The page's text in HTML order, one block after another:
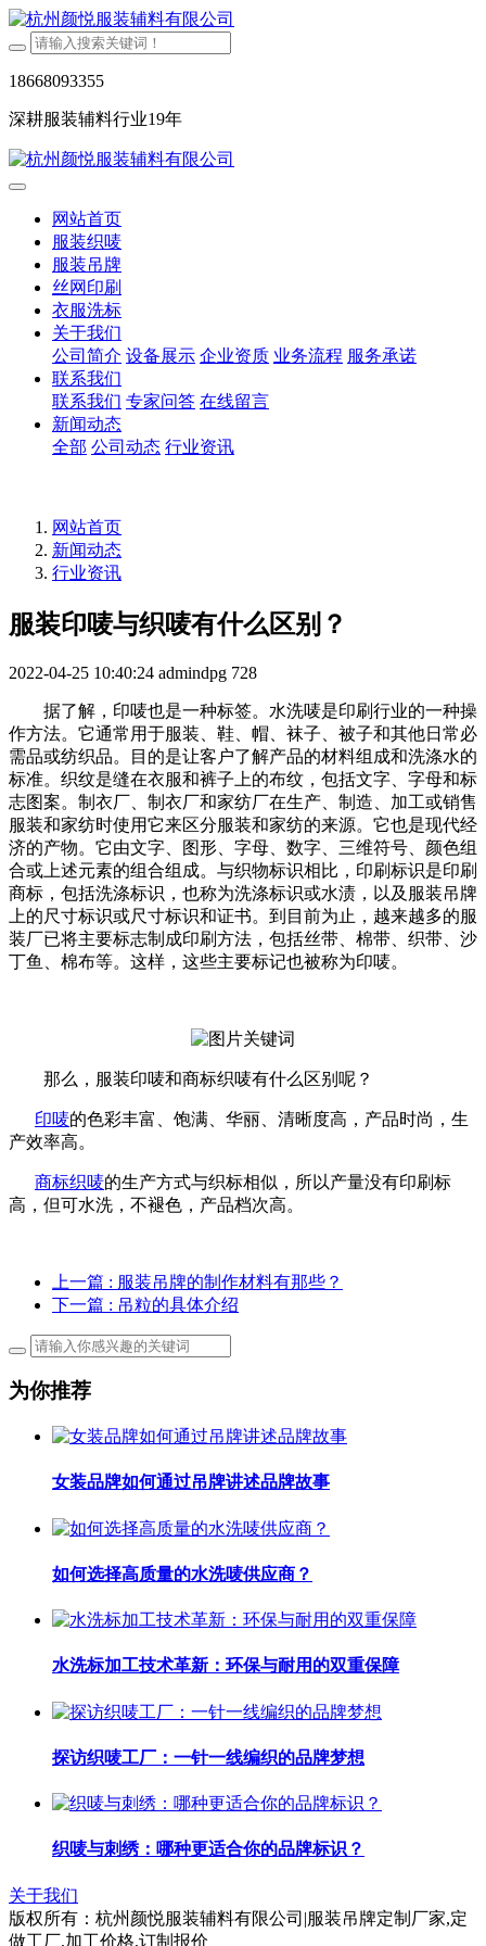
18668093355
深耕服装辅料行业19年
网站首页
服装织唛
服装吊牌
丝网印刷
衣服洗标
关于我们
公司简介 设备展示 企业资质 业务流程 服务承诺
联系我们
联系我们 专家问答 在线留言
新闻动态
全部 公司动态 行业资讯
网站首页
新闻动态
行业资讯
服装印唛与织唛有什么区别？
2022-04-25 10:40:24 admindpg 728
据了解，印唛也是一种标签。水洗唛是印刷行业的一种操
作方法。它通常用于服装、鞋、帽、袜子、被子和其他日常必
需品或纺织品。目的是让客户了解产品的材料组成和洗涤水的
标准。织纹是缝在衣服和裤子上的布纹，包括文字、字母和标
志图案。制衣厂、制衣厂和家纺厂在生产、制造、加工或销售
服装和家纺时使用它来区分服装和家纺的来源。它也是现代经
济的产物。它由文字、图形、字母、数字、三维符号、颜色组
合或上述元素的组合组成。与织物标识相比，印刷标识是印刷
商标，包括洗涤标识，也称为洗涤标识或水渍，以及服装吊牌
上的尺寸标识或尺寸标识和证书。到目前为止，越来越多的服
装厂已将主要标志制成印刷方法，包括丝带、棉带、织带、沙
丁鱼、棉布等。这样，这些主要标记也被称为印唛。
那么，服装印唛和商标织唛有什么区别呢？
印唛的色彩丰富、饱满、华丽、清晰度高，产品时尚，生
产效率高。
商标织唛的生产方式与织标相似，所以产量没有印刷标
高，但可水洗，不褪色，产品档次高。
上一篇 : 服装吊牌的制作材料有那些？
下一篇 : 吊粒的具体介绍
为你推荐
女装品牌如何通过吊牌讲述品牌故事
如何选择高质量的水洗唛供应商？
水洗标加工技术革新：环保与耐用的双重保障
探访织唛工厂：一针一线编织的品牌梦想
织唛与刺绣：哪种更适合你的品牌标识？
关于我们
版权所有：杭州颜悦服装辅料有限公司|服装吊牌定制厂家,定
做工厂,加工价格,订制报价